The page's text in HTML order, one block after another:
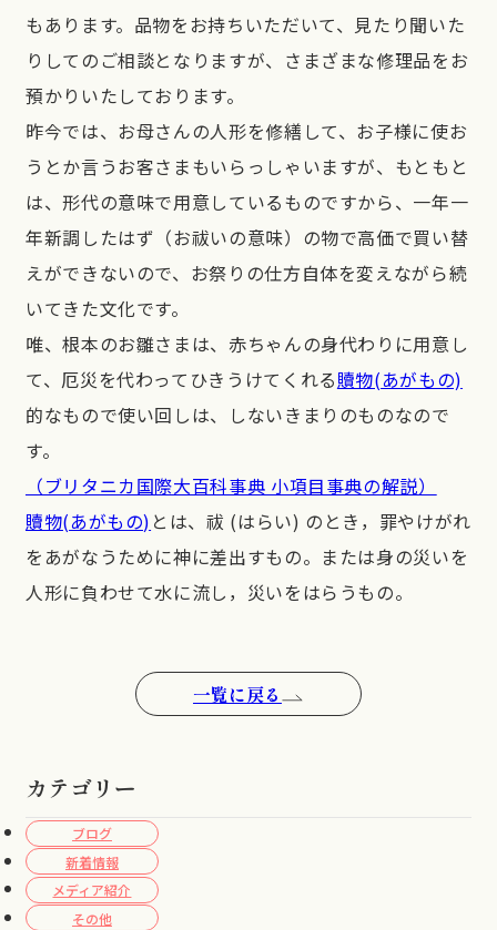
カテゴリー
ブログ
新着情報
メディア紹介
その他
もあります。品物をお持ちいただいて、見たり聞いた
りしてのご相談となりますが、さまざまな修理品をお
預かりいたしております。
昨今では、お母さんの人形を修繕して、お子様に使お
うとか言うお客さまもいらっしゃいますが、もともと
は、形代の意味で用意しているものですから、一年一
年新調したはず（お祓いの意味）の物で高価で買い替
えができないので、お祭りの仕方自体を変えながら続
いてきた文化です。
唯、根本のお雛さまは、赤ちゃんの身代わりに用意し
て、厄災を代わってひきうけてくれる贖物(あがもの)
的なもので使い回しは、しないきまりのものなので
す。
（ブリタニカ国際大百科事典 小項目事典の解説）
贖物(あがもの) とは、祓 (はらい) のとき，罪やけがれ
をあがなうために神に差出すもの。または身の災いを
人形に負わせて水に流し，災いをはらうもの。
一覧に戻る